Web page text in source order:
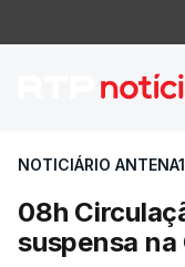
08h
NOTICIÁRIO ANTENA1
08h
suspensa na